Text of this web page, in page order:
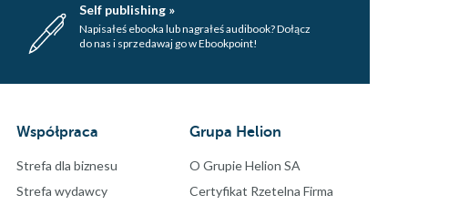
Self publishing »
Napisałeś ebooka lub nagrałeś audibook? Dołącz
do nas i sprzedawaj go w Ebookpoint!
Współpraca
Strefa dla biznesu
Strefa wydawcy
Grupa Helion
O Grupie Helion SA
Certyfikat Rzetelna Firma